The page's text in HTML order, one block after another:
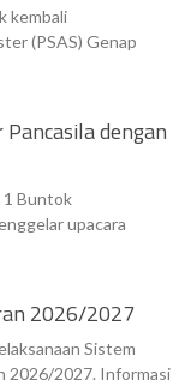
kembali
(PSAS) Genap
dengan
1 Buntok
upacara
2026/2027
Sistem
2026/2027. Informasi